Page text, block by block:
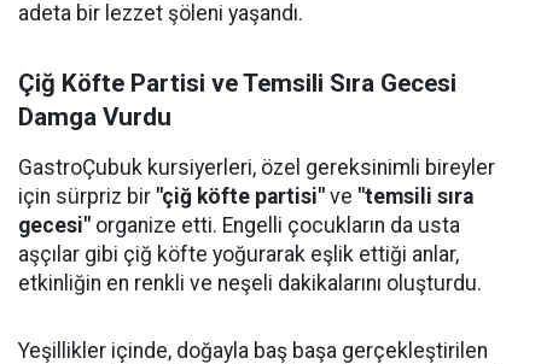
adeta bir lezzet şöleni yaşandı.
Çiğ Köfte Partisi ve Temsili Sıra Gecesi
Damga Vurdu
GastroÇubuk kursiyerleri, özel gereksinimli bireyler
için sürpriz bir "çiğ köfte partisi" ve "temsili sıra
gecesi" organize etti. Engelli çocukların da usta
aşçılar gibi çiğ köfte yoğurarak eşlik ettiği anlar,
etkinliğin en renkli ve neşeli dakikalarını oluşturdu.
Yeşillikler içinde, doğayla baş başa gerçekleştirilen